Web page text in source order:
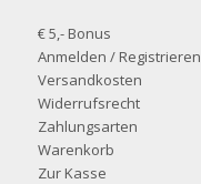
€ 5,- Bonus
Anmelden / Registrieren
Versandkosten
Widerrufsrecht
Zahlungsarten
Warenkorb
Zur Kasse